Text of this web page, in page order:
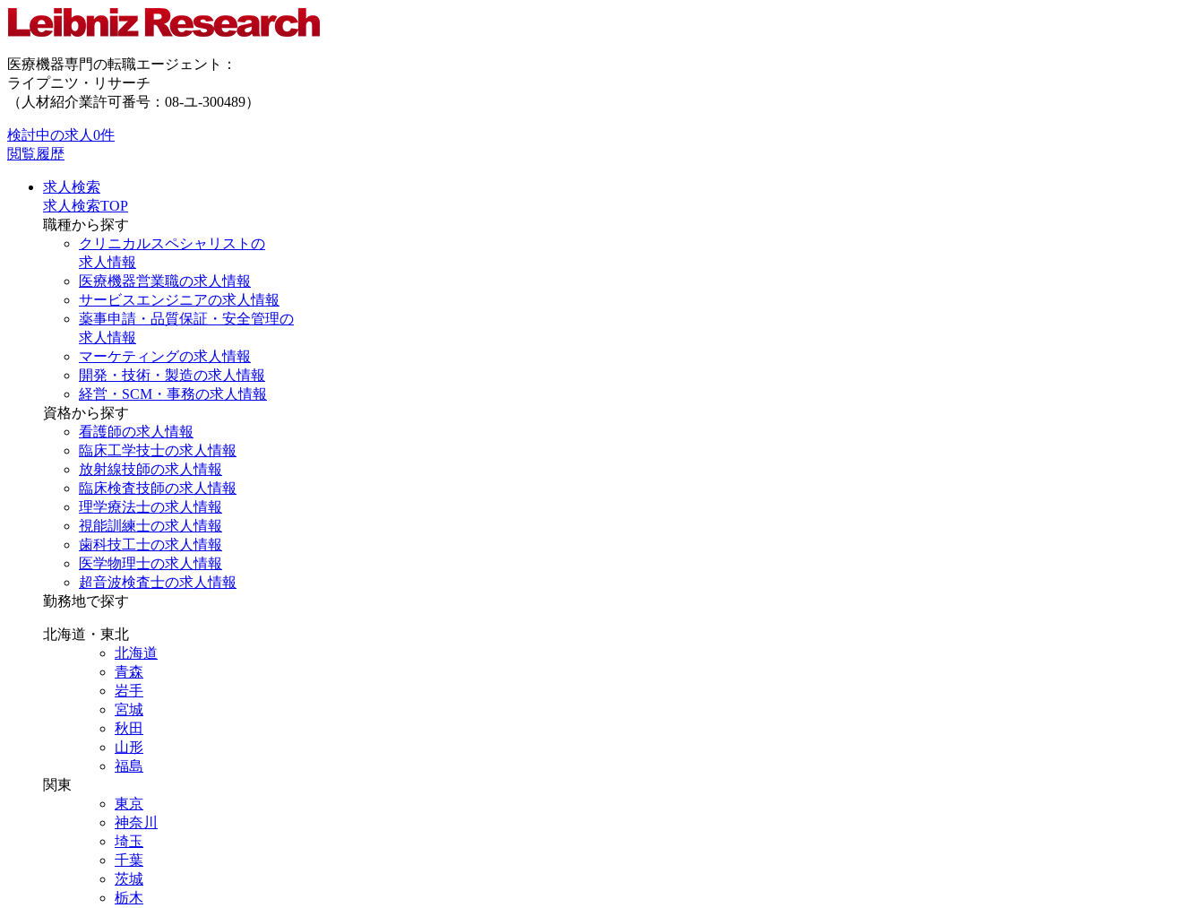
医療機器専門の転職エージェント：
ライプニツ・リサーチ
（人材紹介業許可番号：08-ユ-300489）
検討中の求人 0件
閲覧履歴
求人検索
求人検索TOP
職種から探す
クリニカルスペシャリストの
求人情報
医療機器営業職の求人情報
サービスエンジニアの求人情報
薬事申請・品質保証・安全管理の
求人情報
マーケティングの求人情報
開発・技術・製造の求人情報
経営・SCM・事務の求人情報
資格から探す
看護師の求人情報
臨床工学技士の求人情報
放射線技師の求人情報
臨床検査技師の求人情報
理学療法士の求人情報
視能訓練士の求人情報
歯科技工士の求人情報
医学物理士の求人情報
超音波検査士の求人情報
勤務地で探す
北海道・東北
北海道
青森
岩手
宮城
秋田
山形
福島
関東
東京
神奈川
埼玉
千葉
茨城
栃木